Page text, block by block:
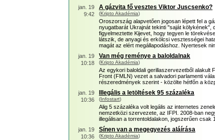
jan. 19
9:42
A gázvita fő vesztes Viktor Juscsenko?
(Kripto Akadémia)
Oroszország alapvetően jogosan lépett fel a
nyugatbarát Ukrajnát tekinti "saját kölykének",
figyelmeztette Kijevet, hogy tegyen le
látszik, de anyagi és erkölcsi vesztességei
magát az elért megállapodáshoz. Nyertesek
jan. 19
10:18
Van még reménye a baloldalnak
(Kripto Akadémia)
Az egykori baloldali gerillaszervezetből alakult
Front (FMLN) vezet a salvadori parlamenti
részeredmények szerint - közölte hétfőn a
jan. 19
10:36
Illegális a letöltések 95 százaléka
(Infostart)
Alig 5 százaléka volt legális az internetes
nemzetközi szervezete, az IFPI. 2008-ban
illegálisan a torrentoldalakon, jogszerűen csak
jan. 19
10:36
Sínen van a megegyezés aláírása
(Kripto Akadémia)